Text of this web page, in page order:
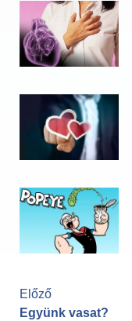
Előző
Együnk vasat?